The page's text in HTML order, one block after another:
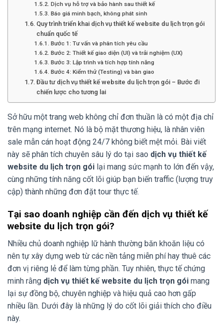
Dịch vụ hỗ trợ và bảo hành sau thiết kế
Báo giá minh bạch, không phát sinh
Quy trình triển khai dịch vụ thiết kế website du lịch trọn gói
chuẩn quốc tế
Bước 1: Tư vấn và phân tích yêu cầu
Bước 2: Thiết kế giao diện (UI) và trải nghiệm (UX)
Bước 3: Lập trình và tích hợp tính năng
Bước 4: Kiểm thử (Testing) và bàn giao
Đầu tư dịch vụ thiết kế website du lịch trọn gói – Bước đi
chiến lược cho tương lai
Sở hữu một trang web không chỉ đơn thuần là có một địa chỉ
trên mạng internet. Nó là bộ mặt thương hiệu, là nhân viên
sale mẫn cán hoạt động 24/7 không biết mệt mỏi. Bài viết
này sẽ phân tích chuyên sâu lý do tại sao dịch vụ thiết kế
website du lịch trọn gói lại mang sức mạnh to lớn đến vậy,
cùng những tính năng cốt lõi giúp bạn biến traffic (lượng truy
cập) thành những đơn đặt tour thực tế.
Tại sao doanh nghiệp cần đến dịch vụ thiết kế
website du lịch trọn gói?
Nhiều chủ doanh nghiệp lữ hành thường băn khoăn liệu có
nên tự xây dựng web từ các nền tảng miễn phí hay thuê các
đơn vị riêng lẻ để làm từng phần. Tuy nhiên, thực tế chứng
minh rằng dịch vụ thiết kế website du lịch trọn gói mang
lại sự đồng bộ, chuyên nghiệp và hiệu quả cao hơn gấp
nhiều lần. Dưới đây là những lý do cốt lõi giải thích cho điều
này.